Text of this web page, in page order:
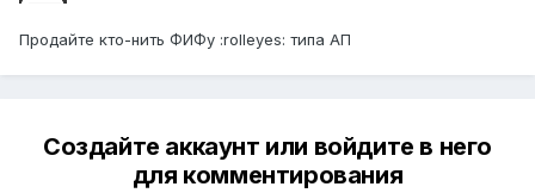
Продайте кто-нить ФИФу :rolleyes: типа АП
Создайте аккаунт или войдите в него
для комментирования